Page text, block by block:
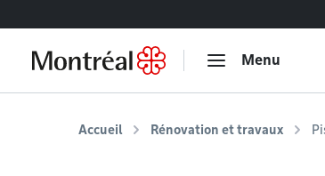
Menu
Accueil Rénovation et travaux